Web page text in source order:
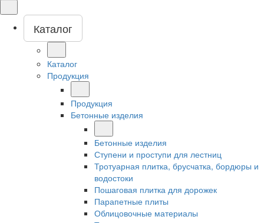
Каталог
Каталог
Продукция
Продукция
Бетонные изделия
Бетонные изделия
Ступени и проступи для лестниц
Тротуарная плитка, брусчатка, бордюры и
водостоки
Пошаговая плитка для дорожек
Парапетные плиты
Облицовочные материалы